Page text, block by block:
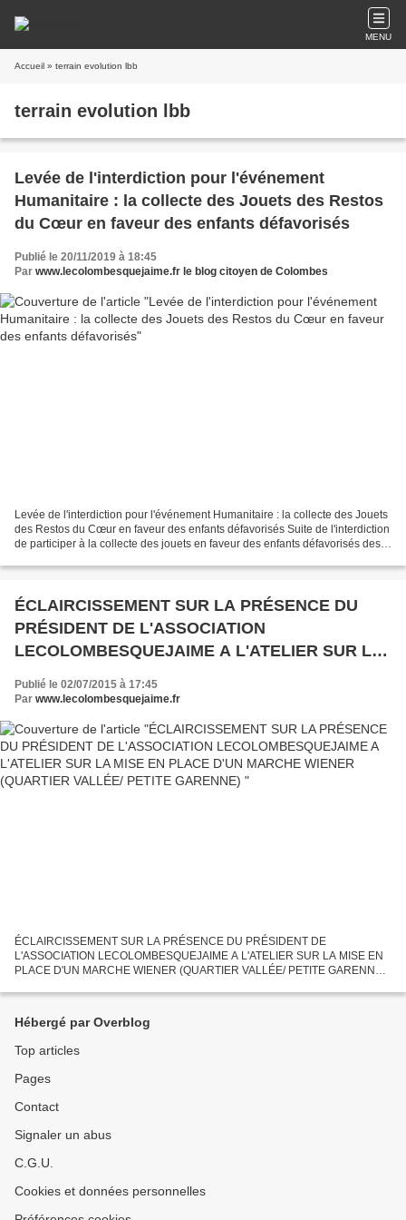
MENU
Accueil » terrain evolution lbb
terrain evolution lbb
Levée de l'interdiction pour l'événement
Humanitaire : la collecte des Jouets des Restos
du Cœur en faveur des enfants défavorisés
Publié le 20/11/2019 à 18:45
Par www.lecolombesquejaime.fr le blog citoyen de Colombes
Levée de l'interdiction pour l'événement Humanitaire : la collecte des Jouets
des Restos du Cœur en faveur des enfants défavorisés Suite de l'interdiction
de participer à la collecte des jouets en faveur des enfants défavorisés des
ÉCLAIRCISSEMENT SUR LA PRÉSENCE DU
PRÉSIDENT DE L'ASSOCIATION
LECOLOMBESQUEJAIME A L'ATELIER SUR LA
(QUARTIER VALLÉE/ PETITE GARENNE)
Publié le 02/07/2015 à 17:45
Par www.lecolombesquejaime.fr
ÉCLAIRCISSEMENT SUR LA PRÉSENCE DU PRÉSIDENT DE
L'ASSOCIATION LECOLOMBESQUEJAIME A L'ATELIER SUR LA MISE EN
PLACE D'UN MARCHE WIENER (QUARTIER VALLÉE/ PETITE GARENNE)
complémentaire du...
Hébergé par Overblog
Top articles
Pages
Contact
Signaler un abus
C.G.U.
Cookies et données personnelles